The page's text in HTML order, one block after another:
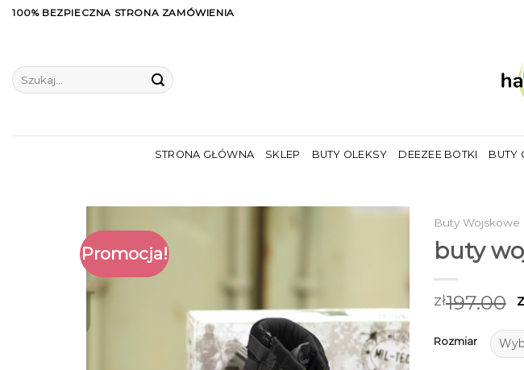
Skip100% BEZPIECZNA STRONA ZAMÓWIENIA
Szukaj:
STRONA GŁÓWNA SKLEP BUTY OLEKSY DEEZEE BOTKI BUTY
Promocja!
Buty Wojskowe
buty
zł197.00
Rozmiar